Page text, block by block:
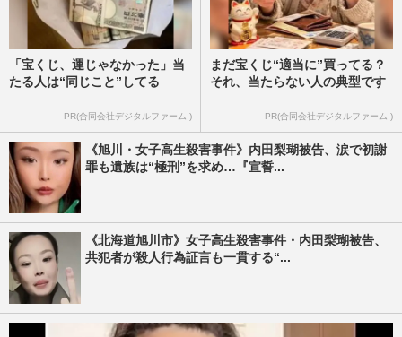
「宝くじ、運じゃなかった」当
たる人は“同じこと”してる
PR(合同会社デジタルファーム )
まだ宝くじ“適当に”買ってる？
それ、当たらない人の典型です
PR(合同会社デジタルファーム )
《旭川・女子高生殺害事件》内田梨瑚被告、涙で初謝
罪も遺族は“極刑”を求め…『宣誓...
《北海道旭川市》女子高生殺害事件・内田梨瑚被告、
共犯者が殺人行為証言も一貫する“...